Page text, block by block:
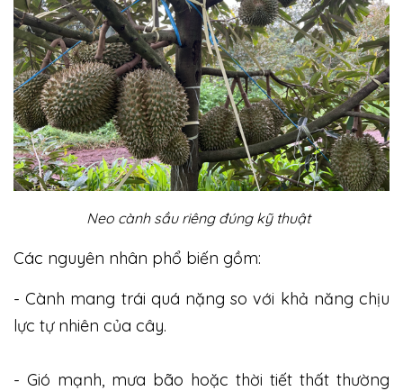
Neo cành sầu riêng đúng kỹ thuật
Các nguyên nhân phổ biến gồm:
- Cành mang trái quá nặng so với khả năng chịu
lực tự nhiên của cây.
- Gió mạnh, mưa bão hoặc thời tiết thất thường